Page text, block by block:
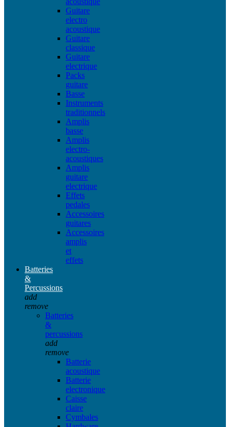
Guitare
electro
acoustique
Guitare
classique
Guitare
electrique
Packs
guitare
Basse
Instruments
traditionnels
Amplis
basse
Amplis
electro-
acoustiques
Amplis
guitare
electrique
Effets
pedales
Accessoires
guitares
Accessoires
amplis
et
effets
Batteries
&
Percussions
add
remove
Batteries
&
percussions
add
remove
Batterie
acoustique
Batterie
electronique
Caisse
claire
Cymbales